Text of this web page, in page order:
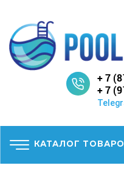
+ 7
+ 7
КАТАЛОГ